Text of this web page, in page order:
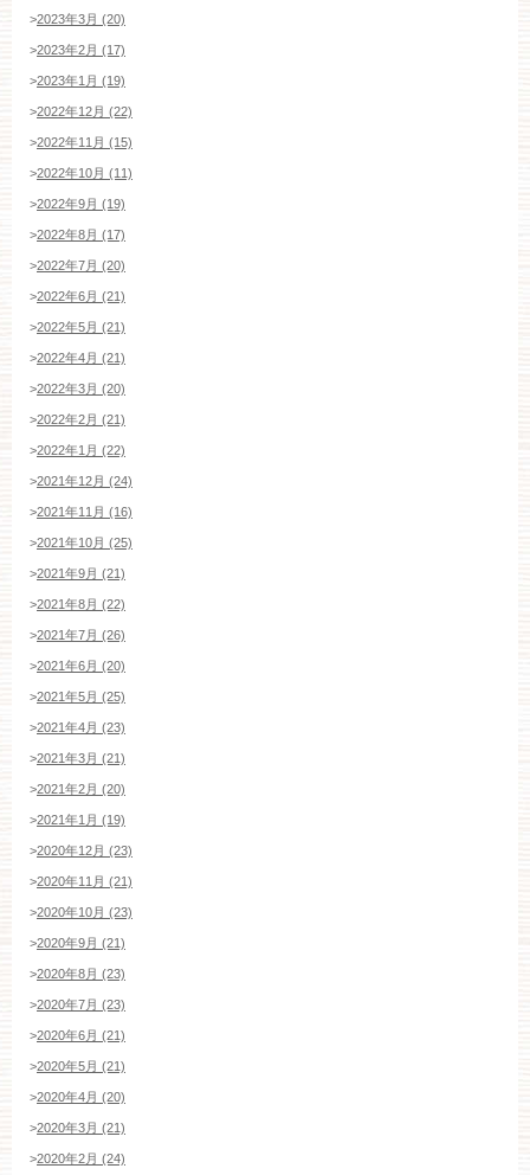
>2023年3月 (20)
>2023年2月 (17)
>2023年1月 (19)
>2022年12月 (22)
>2022年11月 (15)
>2022年10月 (11)
>2022年9月 (19)
>2022年8月 (17)
>2022年7月 (20)
>2022年6月 (21)
>2022年5月 (21)
>2022年4月 (21)
>2022年3月 (20)
>2022年2月 (21)
>2022年1月 (22)
>2021年12月 (24)
>2021年11月 (16)
>2021年10月 (25)
>2021年9月 (21)
>2021年8月 (22)
>2021年7月 (26)
>2021年6月 (20)
>2021年5月 (25)
>2021年4月 (23)
>2021年3月 (21)
>2021年2月 (20)
>2021年1月 (19)
>2020年12月 (23)
>2020年11月 (21)
>2020年10月 (23)
>2020年9月 (21)
>2020年8月 (23)
>2020年7月 (23)
>2020年6月 (21)
>2020年5月 (21)
>2020年4月 (20)
>2020年3月 (21)
>2020年2月 (24)
ブライダルフェア・見学ご希望のお客様